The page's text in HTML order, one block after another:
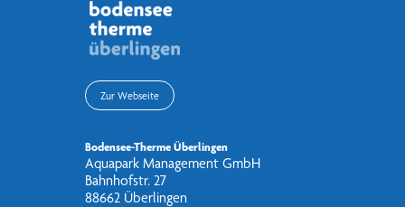
Zur Webseite
Bodensee-Therme Überlingen
Aquapark Management GmbH
Bahnhofstr. 27
88662 Überlingen